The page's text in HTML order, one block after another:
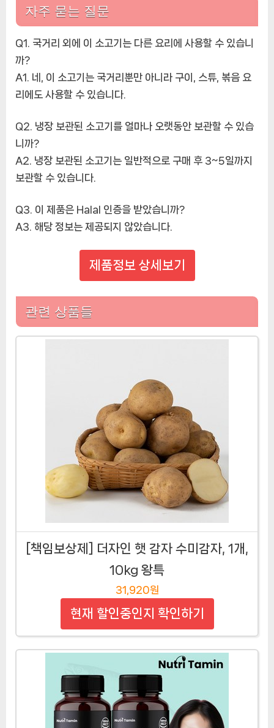
자주 묻는 질문
Q1. 국거리 외에 이 소고기는 다른 요리에 사용할 수 있습니
까?
A1. 네, 이 소고기는 국거리뿐만 아니라 구이, 스튜, 볶음 요
리에도 사용할 수 있습니다.
Q2. 냉장 보관된 소고기를 얼마나 오랫동안 보관할 수 있습
니까?
A2. 냉장 보관된 소고기는 일반적으로 구매 후 3~5일까지
보관할 수 있습니다.
Q3. 이 제품은 Halal 인증을 받았습니까?
A3. 해당 정보는 제공되지 않았습니다.
제품정보 상세보기
관련 상품들
[책임보상제] 더자인 햇 감자 수미감자, 1개,
10kg 왕특
31,920원
현재 할인중인지 확인하기